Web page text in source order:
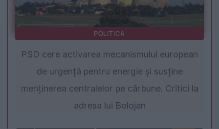
POLITICA
PSD cere activarea mecanismului european
de urgență pentru energie și susține
menținerea centralelor pe cărbune. Critici la
adresa lui Bolojan